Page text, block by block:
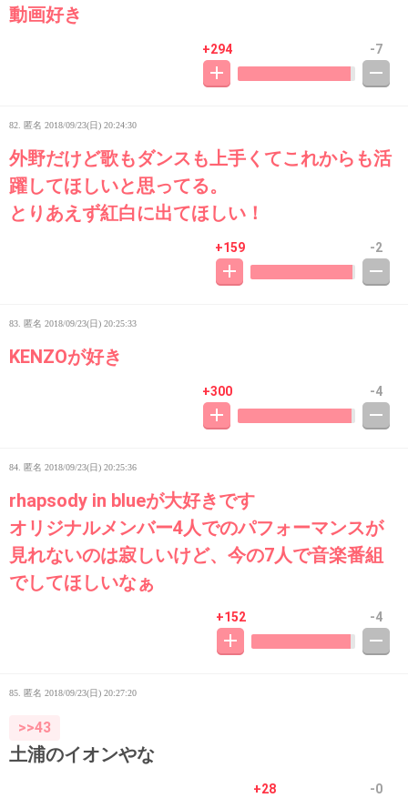
動画好き
+294 -7
82. 匿名 2018/09/23(日) 20:24:30
外野だけど歌もダンスも上手くてこれからも活
躍してほしいと思ってる。
とりあえず紅白に出てほしい！
+159 -2
83. 匿名 2018/09/23(日) 20:25:33
KENZOが好き
+300 -4
84. 匿名 2018/09/23(日) 20:25:36
rhapsody in blueが大好きです
オリジナルメンバー4人でのパフォーマンスが
見れないのは寂しいけど、今の7人で音楽番組
でしてほしいなぁ
+152 -4
85. 匿名 2018/09/23(日) 20:27:20
>>43
土浦のイオンやな
+28 -0